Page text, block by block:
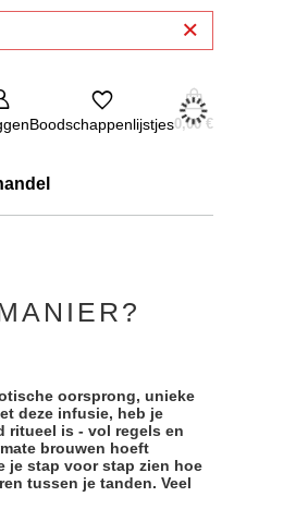
Boodschappenlijstjes0,00 €
oorsprong, unieke
deze infusie, heb je
ritueel is - vol regels en
brouwen hoeft
je stap voor stap zien hoe
tussen je tanden. Veel